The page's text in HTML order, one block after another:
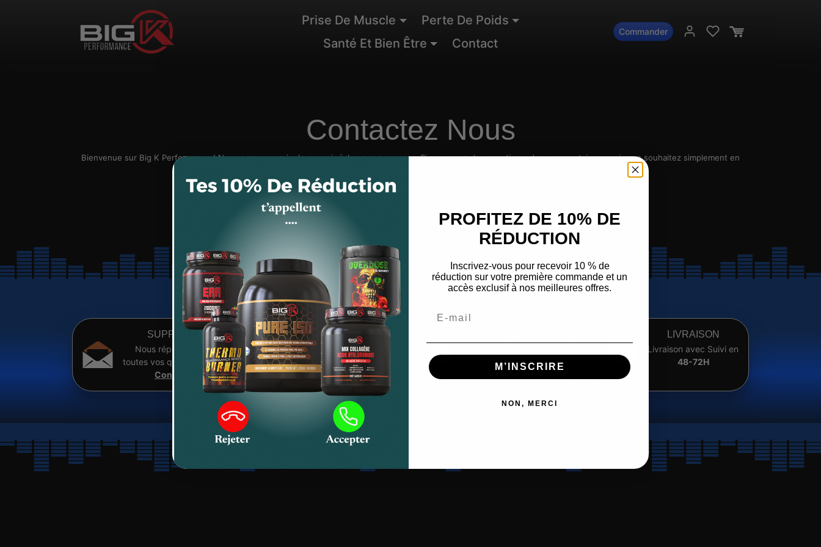
Prise De Muscle
Perte De Poids
Santé Et Bien Être
Contact
Commander
Contactez Nous
Bienvenue sur Big K Performance ! Nous sommes ravis de pouvoir échanger avec vous. Si vous avez des questions, des commentaires ou si vous souhaitez simplement en
bigkperformance@gmail.com
SUPPORT
Nous répondons à
toutes vos questions sur
Contact
PAIEMENT
SÉCURISÉ
Paiements en ligne
100% Sécurisés
à chaque étapede
LIVRAISON
Livraison avec Suivi en
48-72H
PROFITEZ DE 10% DE
RÉDUCTION
Inscrivez-vous pour recevoir 10 % de
réduction sur votre première commande et un
accès exclusif à nos meilleures offres.
M’INSCRIRE
NON, MERCI